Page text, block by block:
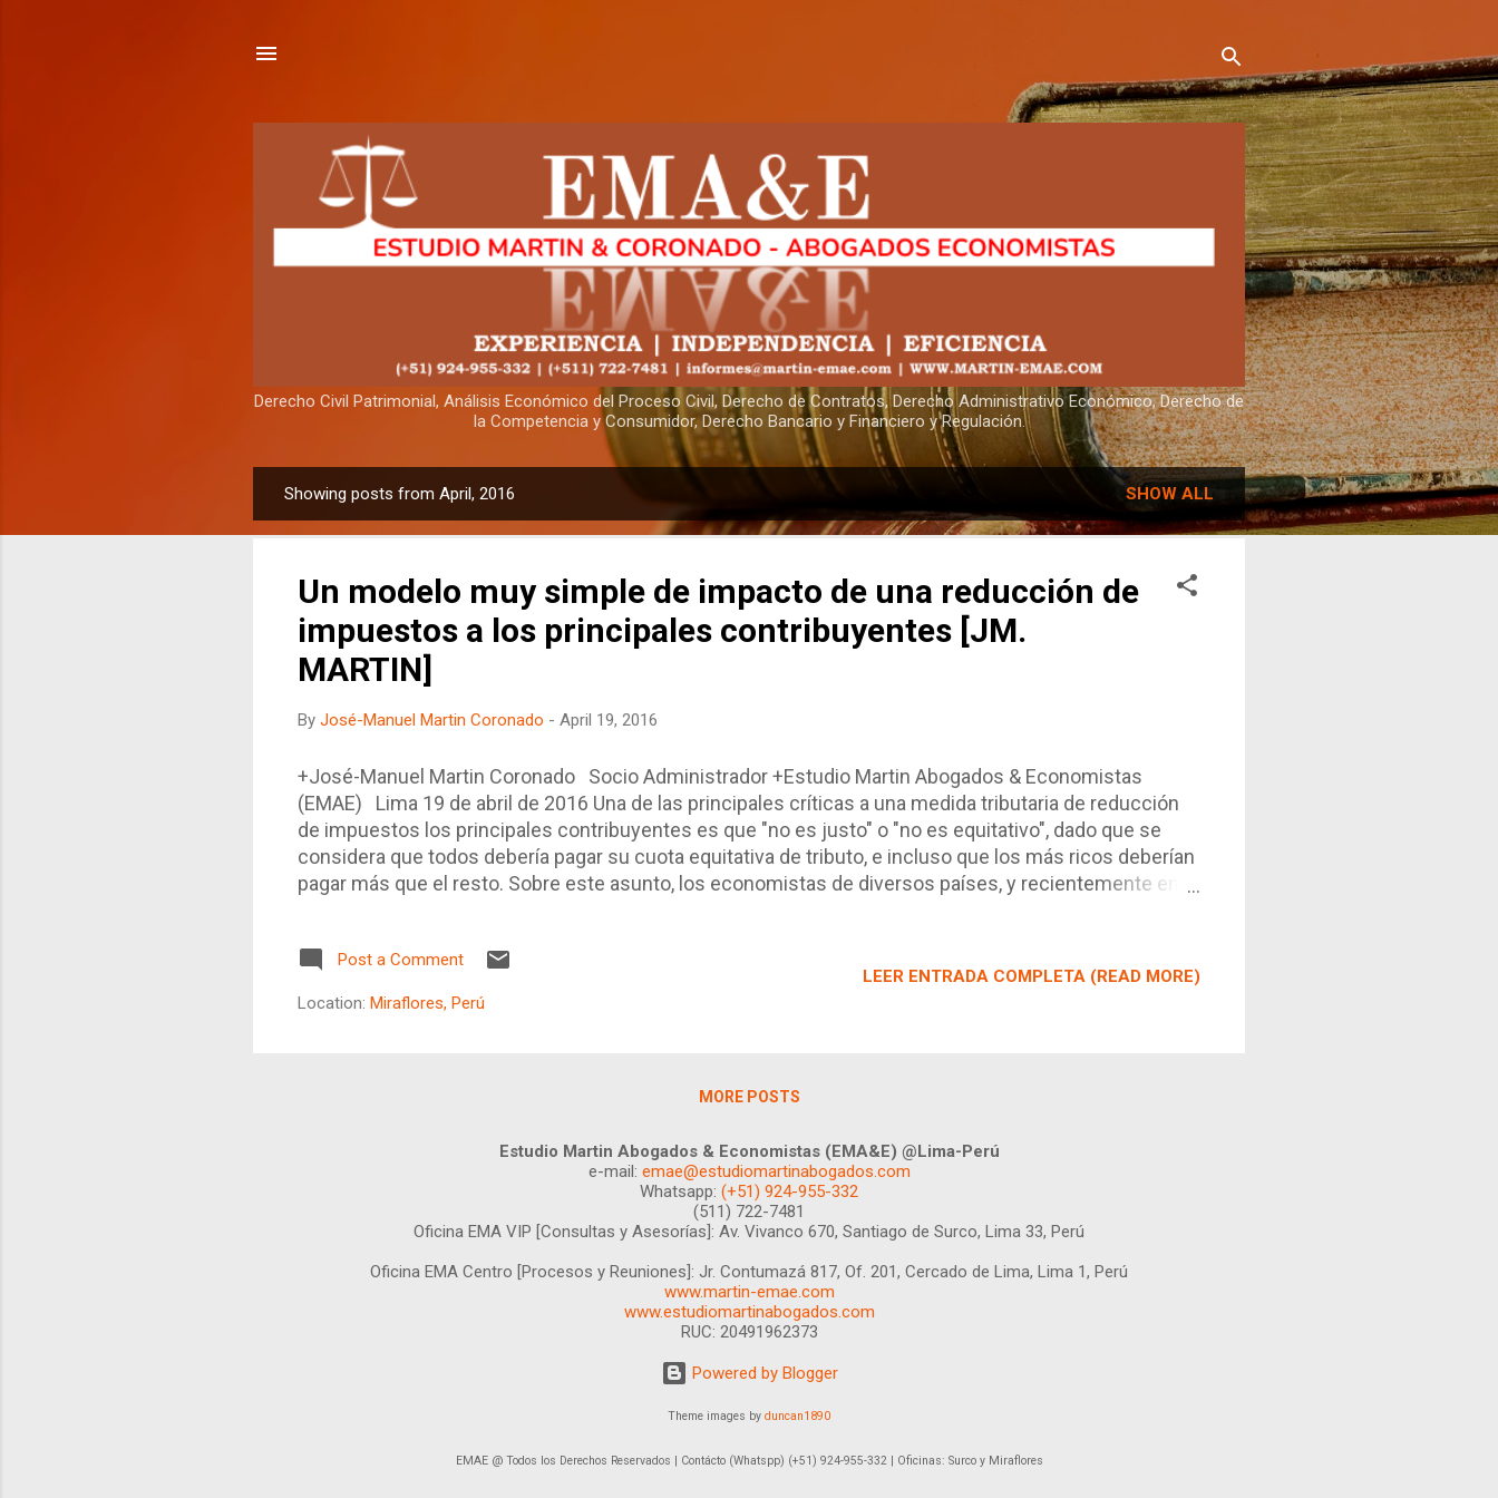
Derecho Civil Patrimonial, Análisis Económico del Proceso Civil, Derecho de Contratos, Derecho Administrativo Económico, Derecho de
la Competencia y Consumidor, Derecho Bancario y Financiero y Regulación.
o
Showing posts from April, 2016 SHOW ALL
Un modelo muy simple de impacto de una reducción de
impuestos a los principales contribuyentes [JM.
MARTIN]
By José-Manuel Martin Coronado - April 19, 2016
+José-Manuel Martin Coronado Socio Administrador +Estudio Martin Abogados & Economistas
(EMAE) Lima 19 de abril de 2016 Una de las principales críticas a una medida tributaria de reducción
de impuestos los principales contribuyentes es que "no es justo" o "no es equitativo", dado que se
considera que todos debería pagar su cuota equitativa de tributo, e incluso que los más ricos deberían
pagar más que el resto. Sobre este asunto, los economistas de diversos países, y recientemente en
eso? Para ello, se planteará un modelo (muy) simple para tratar de entender cuál es la lógica opuesta a
la que dicen algunos economistas, dado que al igual que el Derecho, la interpretación y los puntos de
partida del esquema de análisis son muy importantes al momento de arg...
Post a Comment
Location: Miraflores, Perú
LEER ENTRADA COMPLETA (READ MORE)
MORE POSTS
Estudio Martin Abogados & Economistas (EMA&E) @Lima-Perú
e-mail: emae@estudiomartinabogados.com
Whatsapp: (+51) 924-955-332
(511) 722-7481
Oficina EMA VIP [Consultas y Asesorías]: Av. Vivanco 670, Santiago de Surco, Lima 33, Perú
Oficina EMA Centro [Procesos y Reuniones]: Jr. Contumazá 817, Of. 201, Cercado de Lima, Lima 1, Perú
www.martin-emae.com
www.estudiomartinabogados.com
RUC: 20491962373
Powered by Blogger
Theme images by duncan1890
EMAE @ Todos los Derechos Reservados | Contácto (Whatspp) (+51) 924-955-332 | Oficinas: Surco y Miraflores